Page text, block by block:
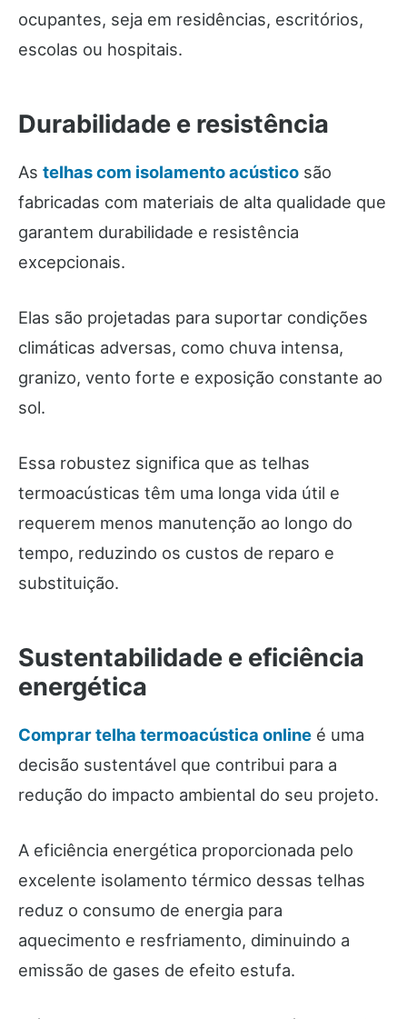
ocupantes, seja em residências, escritórios,
escolas ou hospitais.
Durabilidade e resistência
As telhas com isolamento acústico são
fabricadas com materiais de alta qualidade que
garantem durabilidade e resistência
excepcionais.
Elas são projetadas para suportar condições
climáticas adversas, como chuva intensa,
granizo, vento forte e exposição constante ao
sol.
Essa robustez significa que as telhas
termoacústicas têm uma longa vida útil e
requerem menos manutenção ao longo do
tempo, reduzindo os custos de reparo e
substituição.
Sustentabilidade e eficiência
energética
Comprar telha termoacústica online é uma
decisão sustentável que contribui para a
redução do impacto ambiental do seu projeto.
A eficiência energética proporcionada pelo
excelente isolamento térmico dessas telhas
reduz o consumo de energia para
aquecimento e resfriamento, diminuindo a
emissão de gases de efeito estufa.